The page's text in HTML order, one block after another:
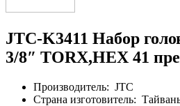
JTC-K3411 Набор
3/8″ TORX,HEX 41
Производитель: JTC
Страна изготовитель: